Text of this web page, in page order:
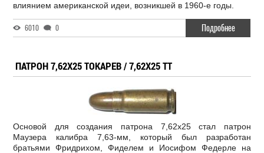
влиянием американской идеи, возникшей в 1960-е годы.
6010 0 Подробнее
ПАТРОН 7,62X25 ТОКАРЕВ / 7,62X25 ТТ
Основой для создания патрона 7,62x25 стал патрон
Маузера калибра 7,63-мм, который был разработан
братьями Фридрихом, Фиделем и Иосифом Федерле на